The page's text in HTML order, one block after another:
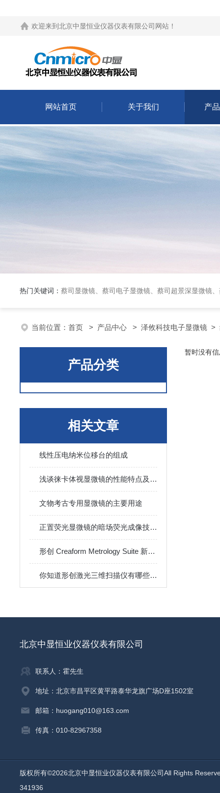
欢迎来到 北京中显恒业仪器仪表有限公司网站 ！
网站首页 关于我们 产
热门关键词： 蔡司显微镜、蔡司电子显微镜、蔡司超景深显微镜
当前位置： 首页 > 产品中心 > 泽攸科技电子显微镜 >
产品分类
相关文章
线性压电纳米位移台的组成
浅谈徕卡体视显微镜的性能特点及使用方法
文物考古专用显微镜的主要用途
正置荧光显微镜的暗场荧光成像技术及其信噪比提升策略
形创 Creaform Metrology Suite 新增钣金件检测软件模块，扩展其检测能力
你知道形创激光三维扫描仪有哪些特点吗？
暂时没有
北京中显恒业仪器仪表有限公司
联系人：霍先生
地址：北京市昌平区黄平路泰华龙旗广场D座1502室
邮箱：huogang010@163.com
传真：010-82967358
版权所有©2026北京中显恒业仪器仪表有限公司All Rights
341936